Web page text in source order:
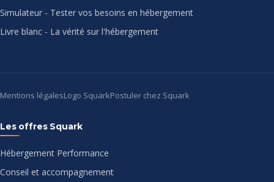
Simulateur - Tester vos besoins en hébergement
Livre blanc - La vérité sur l'hébergement
Mentions légalesLogo SquarkPostuler chez Squark
Les offres Squark
Hébergement Performance
Conseil et accompagnement